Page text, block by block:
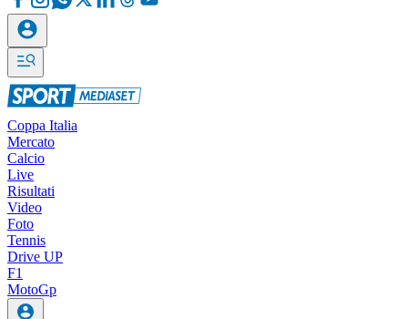
Coppa Italia
Mercato
Calcio
Live
Risultati
Video
Foto
Tennis
Drive UP
F1
MotoGp